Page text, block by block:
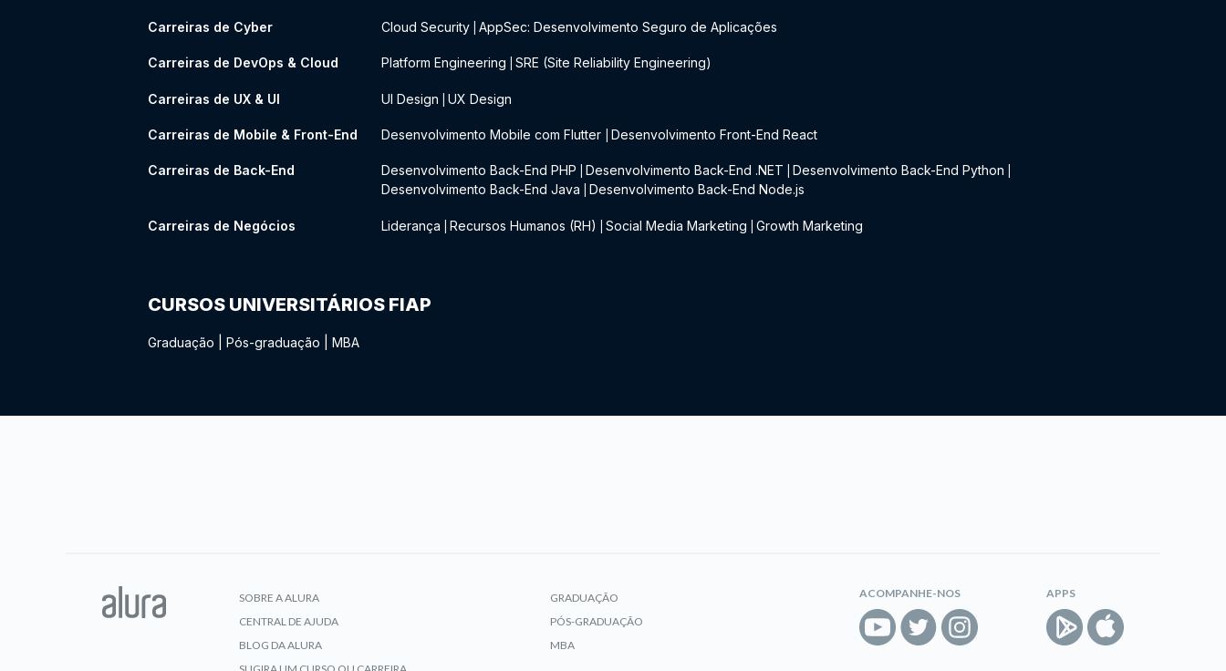
Carreiras de Cyber Cloud Security AppSec: Desenvolvimento Seguro de Aplicações
Carreiras de DevOps & Cloud Platform Engineering SRE (Site Reliability Engineering)
Carreiras de UX & UI UI Design UX Design
Carreiras de Mobile & Front-End Desenvolvimento Mobile com Flutter Desenvolvimento Front-End React
Carreiras de Back-End Desenvolvimento Back-End PHP Desenvolvimento Back-End .NET Desenvolvimento Back-End Python
Desenvolvimento Back-End Java Desenvolvimento Back-End Node.js
Carreiras de Negócios Liderança Recursos Humanos (RH) Social Media Marketing Growth Marketing
CURSOS UNIVERSITÁRIOS FIAP
Graduação Pós-graduação MBA
SOBRE A ALURA
CENTRAL DE AJUDA
BLOG DA ALURA
GRADUAÇÃO
PÓS-GRADUAÇÃO
MBA
ACOMPANHE-NOS APPS